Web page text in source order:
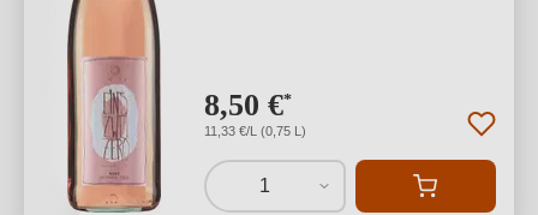
8,50 €*
11,33 €/L (0,75 L)
1